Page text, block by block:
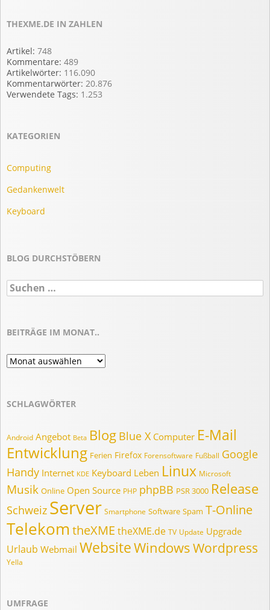
THEXME.DE IN ZAHLEN
Artikel: 748
Kommentare: 489
Artikelwörter: 116.090
Kommentarwörter: 20.876
Verwendete Tags: 1.253
KATEGORIEN
Computing
Gedankenwelt
Keyboard
BLOG DURCHSTÖBERN
Suchen
nach:
BEITRÄGE IM MONAT..
Beiträge
im
SCHLAGWÖRTER
Android Angebot Beta Blog Blue X Computer E-Mail
Entwicklung Ferien Firefox Forensoftware Fußball Google
Handy Internet KDE Keyboard Leben Linux Microsoft
Musik Online Open Source PHP phpBB PSR 3000 Release
Schweiz Server Smartphone Software Spam T-Online
Telekom theXME theXME.de TV Update Upgrade
Urlaub Webmail WebsiteWindowsWordpress
Yella
UMFRAGE